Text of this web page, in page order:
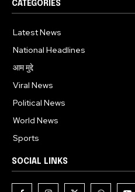
CATEGORIES
Latest News
National Headlines
आम मुद्दे
Viral News
Political News
World News
Sports
SOCIAL LINKS